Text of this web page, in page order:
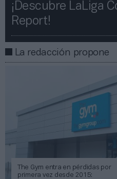
¡Descubre LaLiga
Report!​​
La redacción propone
The Gym entra en pérdidas por
primera vez desde 2015: